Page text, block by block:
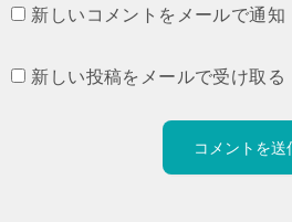
新しいコメントをメールで通知
新しい投稿をメールで受け取る